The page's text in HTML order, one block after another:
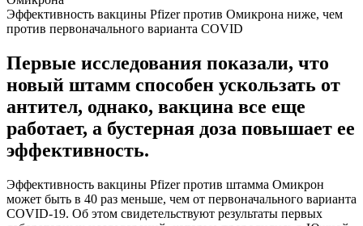
Эффективность вакцины Pfizer против Омикрона ниже, чем
против первоначального варианта COVID
Первые исследования показали, что
новый штамм способен ускользать от
антител, однако, вакцина все еще
работает, а бустерная доза повышает ее
эффективность.
Эффективность вакцины Pfizer против штамма Омикрон
может быть в 40 раз меньше, чем от первоначального варианта
COVID-19. Об этом свидетельствуют результаты первых